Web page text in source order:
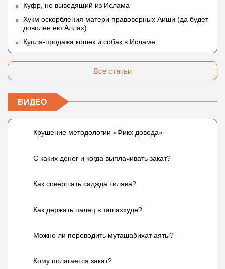
Куфр, не выводящий из Ислама
Хукм оскорбления матери правоверных Аиши (да будет
доволен ею Аллах)
Купля-продажа кошек и собак в Исламе
Все статьи
ВИДЕО
Крушение методологии «Фикх довода»
С каких денег и когда выплачивать закат?
Как совершать саджда тилява?
Как держать палец в ташаххуде?
Можно ли переводить муташабихат аяты?
Кому полагается закат?